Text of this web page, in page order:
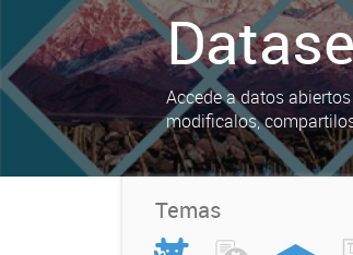
Accede a datos
modificalos,
Temas